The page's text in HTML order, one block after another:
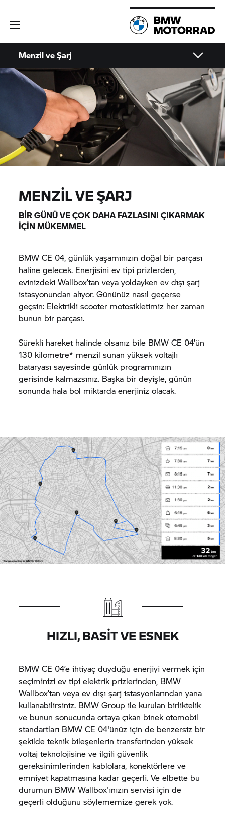
Menzil ve Şarj
MENZIL VE ŞARJ
BIR GÜNÜ VE ÇOK DAHA FAZLASINI ÇIKARMAK
IÇIN MÜKEMMEL
BMW CE 04, günlük yaşamınızın doğal bir parçası
haline gelecek. Enerjisini ev tipi prizlerden,
evinizdeki Wallbox’tan veya yoldayken ev dışı şarj
istasyonundan alıyor. Gününüz nasıl geçerse
geçsin: Elektrikli scooter motosikletimiz her zaman
bunun bir parçası.
Sürekli hareket halinde olsanız bile BMW CE 04’ün
130 kilometre* menzil sunan yüksek voltajlı
bataryası sayesinde günlük programınızın
gerisinde kalmazsınız. Başka bir deyişle, günün
sonunda hala bol miktarda enerjiniz olacak.
HIZLI, BASIT VE ESNEK
BMW CE 04’e ihtiyaç duyduğu enerjiyi vermek için
seçiminizi ev tipi elektrik prizlerinden, BMW
Wallbox’tan veya ev dışı şarj istasyonlarından yana
kullanabilirsiniz. BMW Group ile kurulan birliktelik
ve bunun sonucunda ortaya çıkan binek otomobil
standartları BMW CE 04'ünüz için de benzersiz bir
şekilde teknik bileşenlerin transferinden yüksek
voltaj teknolojisine ve ilgili güvenlik
gereksinimlerinden kablolara, konektörlere ve
emniyet kapatmasına kadar geçerli. Ve elbette bu
durumun BMW Wallbox'ınızın servisi için de
geçerli olduğunu söylememize gerek yok.